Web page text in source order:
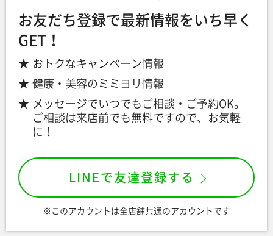
お友だち登録で最新情報をいち早く
GET！
おトクなキャンペーン情報
健康・美容のミミヨリ情報
メッセージでいつでもご相談・ご予約OK。
ご相談は来店前でも無料ですので、お気軽
に！
LINEで友達登録する
※このアカウントは全店舗共通のアカウントです